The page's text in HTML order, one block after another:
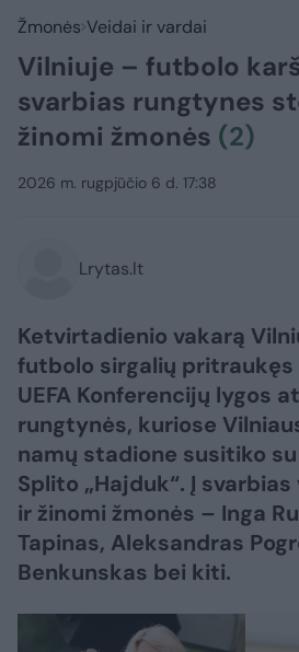
Žmonės Veidai ir vardai
Vilniuje – futbolo
svarbias rungtynes
žinomi žmonės (2)
2026 m. rugpjūčio 6 d. 17:38
Lrytas.lt
Ketvirtadienio vakarą
futbolo sirgalių pritraukęs
UEFA Konferencijų lygos
rungtynės, kuriose
namų stadione susitiko
Splito „Hajduk“. Į
ir žinomi žmonės – Inga
Tapinas, Aleksandras
Benkunskas bei kiti.